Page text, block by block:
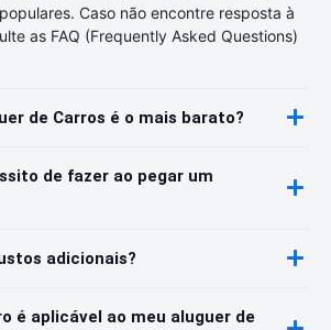
Caso não encontre resposta à
as FAQ (Frequently Asked Questions)
de Carros é o mais barato?
de fazer ao pegar um
adicionais?
é aplicável ao meu aluguer de